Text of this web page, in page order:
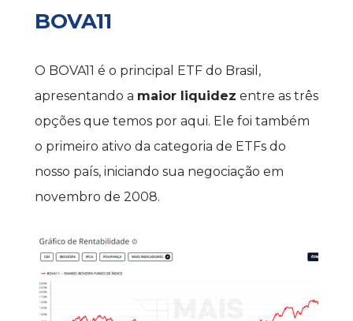
BOVA11
O BOVA11 é o principal ETF do Brasil,
apresentando a maior liquidez entre as três
opções que temos por aqui. Ele foi também
o primeiro ativo da categoria de ETFs do
nosso país, iniciando sua negociação em
novembro de 2008.